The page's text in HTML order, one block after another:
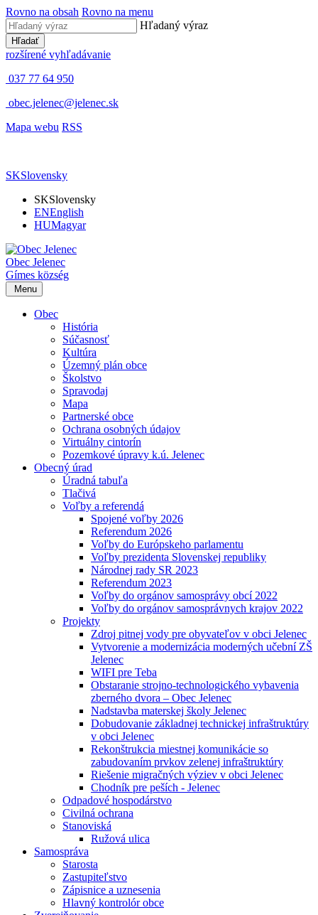
Rovno na obsah Rovno na menu
Hľadaný výraz
Hľadať
rozšírené vyhľadávanie
037 77 64 950
obec.jelenec@jelenec.sk
Mapa webu RSS
SKSlovensky
SKSlovensky
ENEnglish
HUMagyar
Obec Jelenec
Gímes község
Menu
Obec
História
Súčasnosť
Kultúra
Územný plán obce
Školstvo
Spravodaj
Mapa
Partnerské obce
Ochrana osobných údajov
Virtuálny cintorín
Pozemkové úpravy k.ú. Jelenec
Obecný úrad
Úradná tabuľa
Tlačivá
Voľby a referendá
Spojené voľby 2026
Referendum 2026
Voľby do Európskeho parlamentu
Voľby prezidenta Slovenskej republiky
Národnej rady SR 2023
Referendum 2023
Voľby do orgánov samosprávy obcí 2022
Voľby do orgánov samosprávnych krajov 2022
Projekty
Zdroj pitnej vody pre obyvateľov v obci Jelenec
Vytvorenie a modernizácia moderných učební ZŠ
Jelenec
WIFI pre Teba
Obstaranie strojno-technologického vybavenia
zberného dvora – Obec Jelenec
Nadstavba materskej školy Jelenec
Dobudovanie základnej technickej infraštruktúry
v obci Jelenec
Rekonštrukcia miestnej komunikácie so
zabudovaním prvkov zelenej infraštruktúry
Riešenie migračných výziev v obci Jelenec
Chodník pre peších - Jelenec
Odpadové hospodárstvo
Civilná ochrana
Stanoviská
Ružová ulica
Samospráva
Starosta
Zastupiteľstvo
Zápisnice a uznesenia
Hlavný kontrolór obce